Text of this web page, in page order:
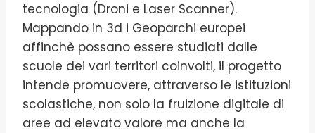
tecnologia (Droni e Laser Scanner).
Mappando in 3d i Geoparchi europei
affinchè possano essere studiati dalle
scuole dei vari territori coinvolti, il progetto
intende promuovere, attraverso le istituzioni
scolastiche, non solo la fruizione digitale di
aree ad elevato valore ma anche la